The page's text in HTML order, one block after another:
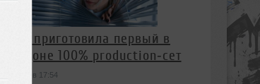
HAAi приготовила первый в
Лондоне 100% production‑сет
сегодня в 17:54